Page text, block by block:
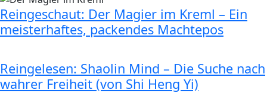
Reingeschaut: Der Magier im Kreml – Ein
meisterhaftes, packendes Machtepos
Reingelesen: Shaolin Mind – Die Suche nach
wahrer Freiheit (von Shi Heng Yi)